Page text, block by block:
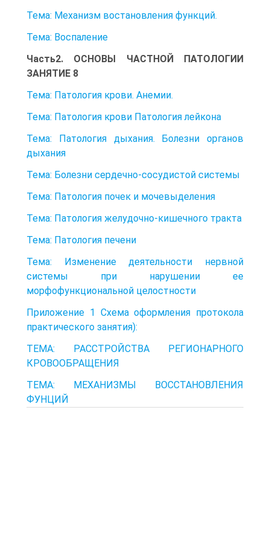
Тема: Механизм востановления функций.
Тема: Воспаление
Часть2. ОСНОВЫ ЧАСТНОЙ ПАТОЛОГИИ
ЗАНЯТИЕ 8
Тема: Патология крови. Анемии.
Тема: Патология крови Патология лейкона
Тема: Патология дыхания. Болезни органов
дыхания
Тема: Болезни сердечно-сосудистой системы
Тема: Патология почек и мочевыделения
Тема: Патология желудочно-кишечного тракта
Тема: Патология печени
Тема: Изменение деятельности нервной
системы при нарушении ее
морфофункциональной целостности
Приложение 1 Схема оформления протокола
практического занятия):
ТЕМА: РАССТРОЙСТВА РЕГИОНАРНОГО
КРОВООБРАЩЕНИЯ
ТЕМА: МЕХАНИЗМЫ ВОССТАНОВЛЕНИЯ
ФУНЦИЙ